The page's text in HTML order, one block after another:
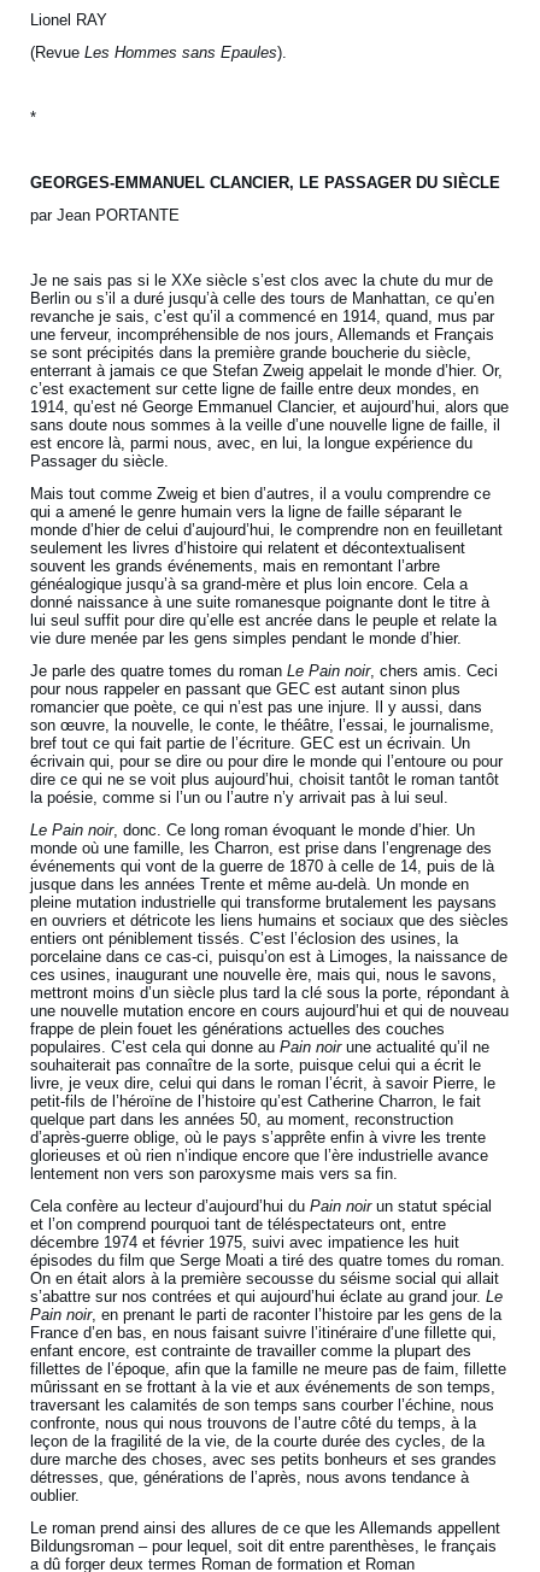
Lionel RAY
(RevueLes Hommes sans Epaules).
*
GEORGES-EMMANUEL CLANCIER, LE PASSAGER DU SIÈCLE
par Jean PORTANTE
Je ne sais pas si le XXe siècle s’est clos avec la chute du mur de
Berlin ou s’il a duré jusqu’à celle des tours de Manhattan, ce qu’en
revanche je sais, c’est qu’il a commencé en 1914, quand, mus par
une ferveur, incompréhensible de nos jours, Allemands et Français
se sont précipités dans la première grande boucherie du siècle,
enterrant à jamais ce que Stefan Zweig appelait le monde d’hier. Or,
c’est exactement sur cette ligne de faille entre deux mondes, en
1914, qu’est né George Emmanuel Clancier, et aujourd’hui, alors que
sans doute nous sommes à la veille d’une nouvelle ligne de faille, il
est encore là, parmi nous, avec, en lui, la longue expérience du
Passager du siècle.
Mais tout comme Zweig et bien d’autres, il a voulu comprendre ce
qui a amené le genre humain vers la ligne de faille séparant le
monde d’hier de celui d’aujourd’hui, le comprendre non en feuilletant
seulement les livres d’histoire qui relatent et décontextualisent
souvent les grands événements, mais en remontant l’arbre
généalogique jusqu’à sa grand-mère et plus loin encore. Cela a
donné naissance à une suite romanesque poignante dont le titre à
lui seul suffit pour dire qu’elle est ancrée dans le peuple et relate la
vie dure menée par les gens simples pendant le monde d’hier.
Je parle des quatre tomes du romanLe Pain noir, chers amis. Ceci
pour nous rappeler en passant que GEC est autant sinon plus
romancier que poète, ce qui n’est pas une injure. Il y aussi, dans
son œuvre, la nouvelle, le conte, le théâtre, l’essai, le journalisme,
bref tout ce qui fait partie de l’écriture. GEC est un écrivain. Un
écrivain qui, pour se dire ou pour dire le monde qui l’entoure ou pour
dire ce qui ne se voit plus aujourd’hui, choisit tantôt le roman tantôt
la poésie, comme si l’un ou l’autre n’y arrivait pas à lui seul.
Le Pain noir, donc. Ce long roman évoquant le monde d’hier. Un
monde où une famille, les Charron, est prise dans l’engrenage des
événements qui vont de la guerre de 1870 à celle de 14, puis de là
jusque dans les années Trente et même au-delà. Un monde en
pleine mutation industrielle qui transforme brutalement les paysans
en ouvriers et détricote les liens humains et sociaux que des siècles
entiers ont péniblement tissés. C’est l’éclosion des usines, la
porcelaine dans ce cas-ci, puisqu’on est à Limoges, la naissance de
ces usines, inaugurant une nouvelle ère, mais qui, nous le savons,
mettront moins d’un siècle plus tard la clé sous la porte, répondant à
une nouvelle mutation encore en cours aujourd’hui et qui de nouveau
frappe de plein fouet les générations actuelles des couches
populaires. C’est cela qui donne auPain noirune actualité qu’il ne
souhaiterait pas connaître de la sorte, puisque celui qui a écrit le
livre, je veux dire, celui qui dans le roman l’écrit, à savoir Pierre, le
petit-fils de l’héroïne de l’histoire qu’est Catherine Charron, le fait
quelque part dans les années 50, au moment, reconstruction
d’après-guerre oblige, où le pays s’apprête enfin à vivre les trente
glorieuses et où rien n’indique encore que l’ère industrielle avance
lentement non vers son paroxysme mais vers sa fin.
Cela confère au lecteur d’aujourd’hui duPain noirun statut spécial
et l’on comprend pourquoi tant de téléspectateurs ont, entre
décembre 1974 et février 1975, suivi avec impatience les huit
épisodes du film que Serge Moati a tiré des quatre tomes du roman.
On en était alors à la première secousse du séisme social qui allait
s’abattre sur nos contrées et qui aujourd’hui éclate au grand jour.Le
Pain noir, en prenant le parti de raconter l’histoire par les gens de la
France d’en bas, en nous faisant suivre l’itinéraire d’une fillette qui,
enfant encore, est contrainte de travailler comme la plupart des
fillettes de l’époque, afin que la famille ne meure pas de faim, fillette
mûrissant en se frottant à la vie et aux événements de son temps,
traversant les calamités de son temps sans courber l’échine, nous
confronte, nous qui nous trouvons de l’autre côté du temps, à la
leçon de la fragilité de la vie, de la courte durée des cycles, de la
dure marche des choses, avec ses petits bonheurs et ses grandes
détresses, que, générations de l’après, nous avons tendance à
oublier.
Le roman prend ainsi des allures de ce que les Allemands appellent
Bildungsroman – pour lequel, soit dit entre parenthèses, le français
a dû forger deux termes Roman de formation et Roman